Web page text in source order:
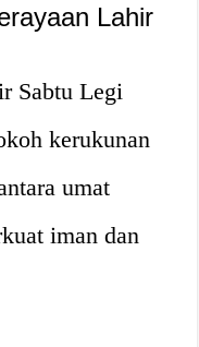
Lahir
Sabtu Legi
kerukunan
umat
iman dan